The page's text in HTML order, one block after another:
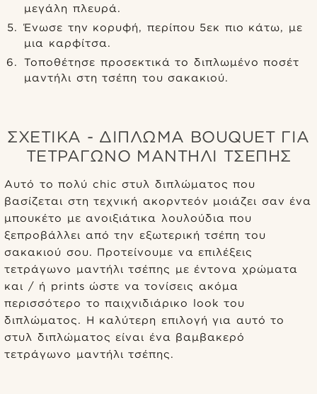
μεγάλη πλευρά.
Ένωσε την κορυφή, περίπου 5εκ πιο κάτω, με
μια καρφίτσα.
Τοποθέτησε προσεκτικά το διπλωμένο ποσέτ
μαντήλι στη τσέπη του σακακιού.
ΣΧΕΤΙΚΆ - ΔΊΠΛΩΜΑ BOUQUET ΓΙΑ
ΤΕΤΡΆΓΩΝΟ ΜΑΝΤΉΛΙ ΤΣΈΠΗΣ
Αυτό το πολύ chic στυλ διπλώματος που
βασίζεται στη τεχνική ακορντεόν μοιάζει σαν ένα
μπουκέτο με ανοιξιάτικα λουλούδια που
ξεπροβάλλει από την εξωτερική τσέπη του
σακακιού σου. Προτείνουμε να επιλέξεις
τετράγωνο μαντήλι τσέπης με έντονα χρώματα
και / ή prints ώστε να τονίσεις ακόμα
περισσότερο το παιχνιδιάρικο look του
διπλώματος. Η καλύτερη επιλογή για αυτό το
στυλ διπλώματος είναι ένα βαμβακερό
τετράγωνο μαντήλι τσέπης.